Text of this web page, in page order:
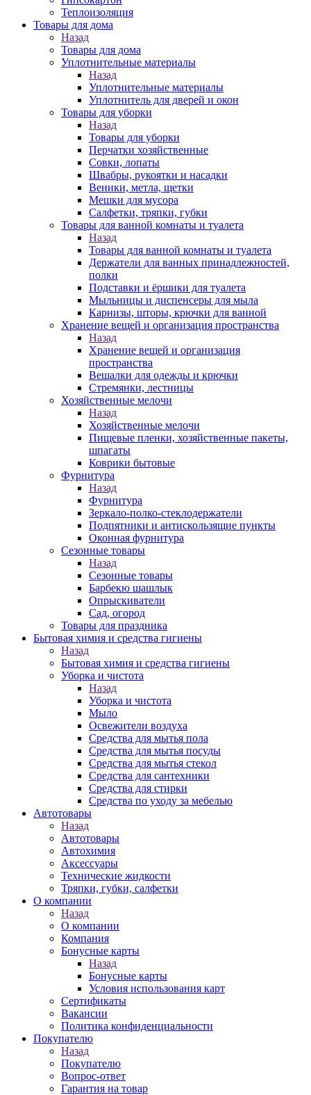
Теплоизоляция
Товары для дома
Назад
Товары для дома
Уплотнительные материалы
Назад
Уплотнительные материалы
Уплотнитель для дверей и окон
Товары для уборки
Назад
Товары для уборки
Перчатки хозяйственные
Совки, лопаты
Швабры, рукоятки и насадки
Веники, метла, щетки
Мешки для мусора
Салфетки, тряпки, губки
Товары для ванной комнаты и туалета
Назад
Товары для ванной комнаты и туалета
Держатели для ванных принадлежностей,
полки
Подставки и ёршики для туалета
Мыльницы и диспенсеры для мыла
Карнизы, шторы, крючки для ванной
Хранение вещей и организация пространства
Назад
Хранение вещей и организация
пространства
Вешалки для одежды и крючки
Стремянки, лестницы
Хозяйственные мелочи
Назад
Хозяйственные мелочи
Пищевые пленки, хозяйственные пакеты,
шпагаты
Коврики бытовые
Фурнитура
Назад
Фурнитура
Зеркало-полко-стеклодержатели
Подпятники и антискользящие пункты
Оконная фурнитура
Сезонные товары
Назад
Сезонные товары
Барбекю шашлык
Опрыскиватели
Сад, огород
Товары для праздника
Бытовая химия и средства гигиены
Назад
Бытовая химия и средства гигиены
Уборка и чистота
Назад
Уборка и чистота
Мыло
Освежители воздуха
Средства для мытья пола
Средства для мытья посуды
Средства для мытья стекол
Средства для сантехники
Средства для стирки
Средства по уходу за мебелью
Автотовары
Назад
Автотовары
Автохимия
Аксессуары
Технические жидкости
Тряпки, губки, салфетки
О компании
Назад
О компании
Компания
Бонусные карты
Назад
Бонусные карты
Условия использования карт
Сертификаты
Вакансии
Политика конфиденциальности
Покупателю
Назад
Покупателю
Вопрос-ответ
Гарантия на товар